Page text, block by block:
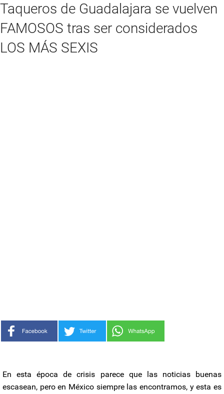
Taqueros de Guadalajara se vuelven
FAMOSOS tras ser considerados
LOS MÁS SEXIS
En esta época de crisis parece que las noticias buenas
escasean, pero en México siempre las encontramos, y esta es